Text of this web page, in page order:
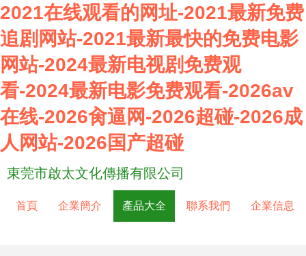
2021在线观看的网址-2021最新免费
追剧网站-2021最新最快的免费电影
网站-2024最新电视剧免费观
看-2024最新电影免费观看-2026av
在线-2026肏逼网-2026超碰-2026成
人网站-2026国产超碰
東莞市啟太文化傳播有限公司
首頁 企業簡介 產品大全 聯系我們 企業信息